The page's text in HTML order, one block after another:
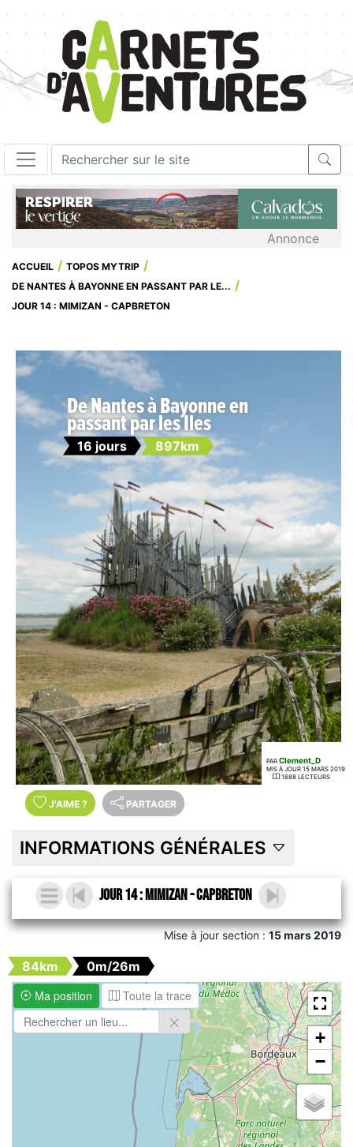
Annonce
ACCUEIL
TOPOS MYTRIP
DE NANTES À BAYONNE EN PASSANT PAR LE...
JOUR 14 : MIMIZAN - CAPBRETON
De Nantes à Bayonne en
passant par les Iles
16 jours 897km
PAR Clement_D
MIS À JOUR 15 MARS 2019
1688 LECTEURS
J'AIME ? PARTAGER
INFORMATIONS GÉNÉRALES
Jour 14 : Mimizan - Capbreton
Mise à jour section :15 mars 2019
84km
0m/26m
Ma position
Toute la trace
+
−